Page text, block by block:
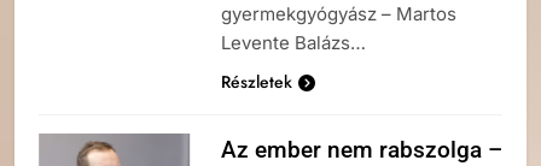
gyermekgyógyász – Martos
Levente Balázs…
Részletek
Az ember nem rabszolga –